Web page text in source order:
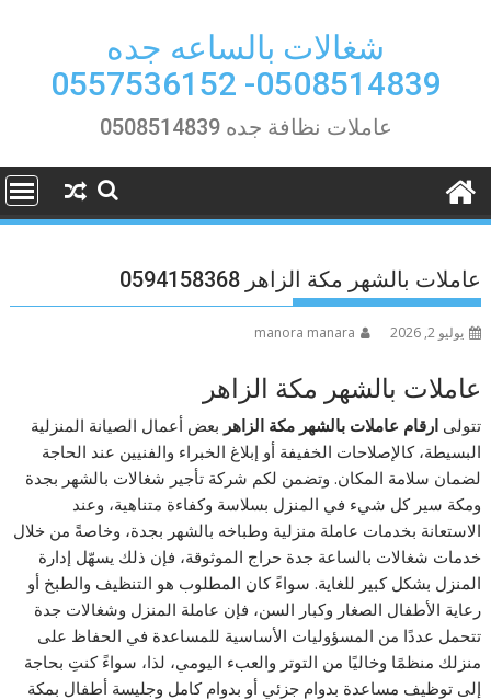
شغالات بالساعه جده
0508514839- 0557536152
عاملات نظافة جده 0508514839
عاملات بالشهر مكة الزاهر 0594158368
يوليو 2, 2026 manora manara
عاملات بالشهر مكة الزاهر
تتولىارقام عاملات بالشهر مكة الزاهر بعض أعمال الصيانة المنزلية
البسيطة، كالإصلاحات الخفيفة أو إبلاغ الخبراء والفنيين عند الحاجة
لضمان سلامة المكان. وتضمن لكم شركة تأجير شغالات بالشهر بجدة
ومكة سير كل شيء في المنزل بسلاسة وكفاءة متناهية، وعند
الاستعانة بخدمات عاملة منزلية وطباخه بالشهر بجدة، وخاصةً من خلال
خدمات شغالات بالساعة جدة حراج الموثوقة، فإن ذلك يسهّل إدارة
المنزل بشكل كبير للغاية. سواءً كان المطلوب هو التنظيف والطبخ أو
رعاية الأطفال الصغار وكبار السن، فإن عاملة المنزل وشغالات جدة
تتحمل عددًا من المسؤوليات الأساسية للمساعدة في الحفاظ على
منزلك منظمًا وخاليًا من التوتر والعبء اليومي، لذا، سواءً كنتِ بحاجة
إلى توظيف مساعدة بدوام جزئي أو بدوام كامل وجليسة أطفال بمكة